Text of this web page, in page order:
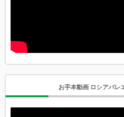
お手本動画 ロシアバレ